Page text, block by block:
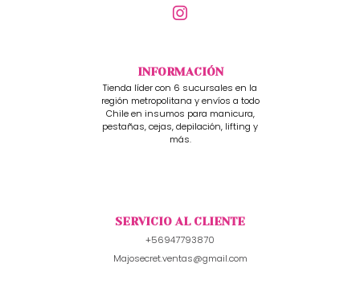
INFORMACIÓN
Tienda líder con 6 sucursales en la
región metropolitana y envíos a todo
Chile en insumos para manicura,
pestañas, cejas, depilación, lifting y
más.
SERVICIO AL CLIENTE
+56947793870
Majosecret.ventas@gmail.com